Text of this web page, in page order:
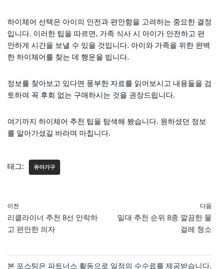
하이체어 선택은 아이의 안전과 편안함을 고려하는 중요한 결정
입니다. 이러한 팁을 따르면, 가족 식사 시 아이가 안전하고 편
안하게 시간을 보낼 수 있을 것입니다. 아이와 가족을 위한 완벽
한 하이체어를 찾는 데 행운을 빕니다.
정보를 찾아보고 있다면 풍부한 자료를 읽어보시고 내용들을 검
토하여 꼭 후회 없는 구매하시는 것을 권장드립니다.
여기까지 하이체어 추천 팁을 탐색해 봤습니다. 원하셨던 정보
를 알아가셨길 바라며 마칩니다.
태그: 유아가구
이전
리클라이너 추천 8선 안락하
고 편안한 의자
다음
밀대 추천 순위 8종 깔끔한 물
걸레 청소